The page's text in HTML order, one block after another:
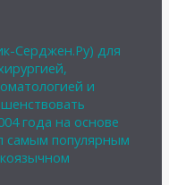
Серджен.Ру) для
и
года на основе
самым популярным